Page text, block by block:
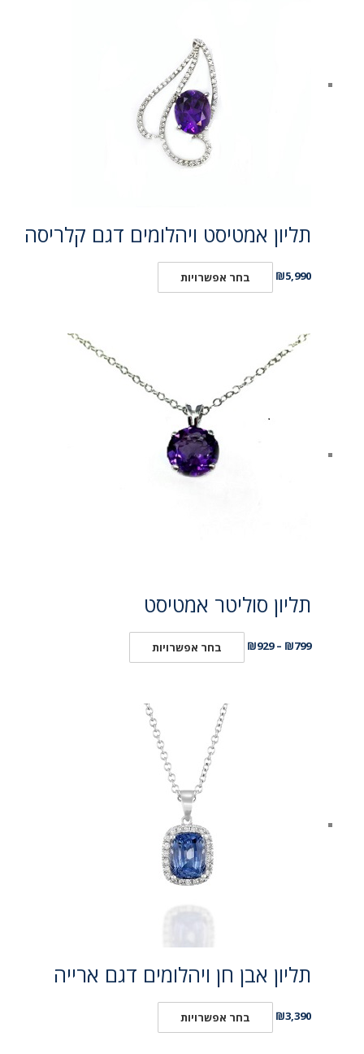
תליון אמטיסט ויהלומים דגם קלריסה
₪5,990 בחר אפשרויות
תליון סוליטר אמטיסט
₪799
–
₪929 בחר אפשרויות
תליון אבן חן ויהלומים דגם ארייה
₪3,390 בחר אפשרויות